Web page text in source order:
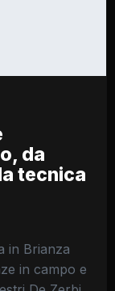
da
tecnica
in Brianza
in campo e